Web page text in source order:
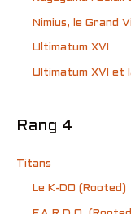
Nimius, le Grand
Ultimatum XVI
Ultimatum XVI et
Rang 4
Titans
Le K-DO (Rooted)